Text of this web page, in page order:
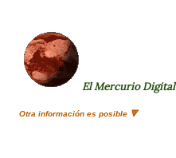
El Mercurio Digital
Otra información es posible 🔻